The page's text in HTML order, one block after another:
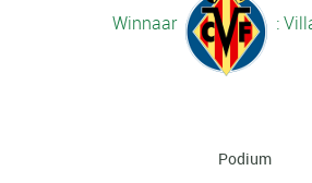
Winnaar :
Podium